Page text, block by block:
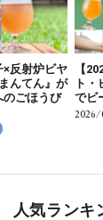
×反射炉ビヤ
んてん』が
のごほうび
【
ト
でビ
人気ランキ